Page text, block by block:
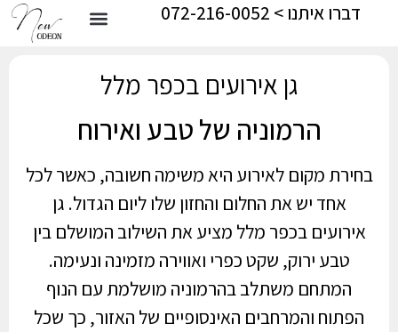
דברו איתנו > 072-216-0052
גן אירועים בכפר מלל
הרמוניה של טבע ואירוח
בחירת מקום לאירוע היא משימה חשובה, כאשר לכל
אחד יש את החלום והחזון שלו ליום הגדול. גן
אירועים בכפר מלל מציע את השילוב המושלם בין
טבע ירוק, שקט כפרי ואווירה מזמינה ונעימה.
המתחם משתלב בהרמוניה מושלמת עם הנוף
הפתוח והמרחבים האינסופיים של האזור, כך שכל